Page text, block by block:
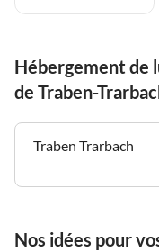
Hébergement de
de Traben-
Traben Trarbach
Nos idées pour